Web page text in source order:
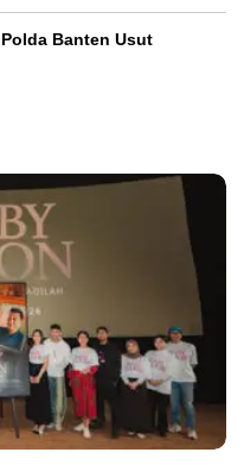
Banten Usut